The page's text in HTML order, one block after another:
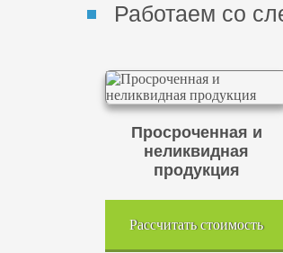
Работаем со
Просроченная и
неликвидная
продукция
Рассчитать стоимость